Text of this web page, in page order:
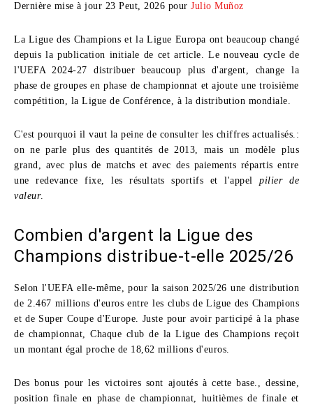
Dernière mise à jour 23 Peut, 2026 pour Julio Muñoz
La Ligue des Champions et la Ligue Europa ont beaucoup changé
depuis la publication initiale de cet article. Le nouveau cycle de
l'UEFA 2024-27 distribuer beaucoup plus d'argent, change la
phase de groupes en phase de championnat et ajoute une troisième
compétition, la Ligue de Conférence, à la distribution mondiale.
C'est pourquoi il vaut la peine de consulter les chiffres actualisés.:
on ne parle plus des quantités de 2013, mais un modèle plus
grand, avec plus de matchs et avec des paiements répartis entre
une redevance fixe, les résultats sportifs et l'appelpilier de
valeur.
Combien d'argent la Ligue des
Champions distribue-t-elle 2025/26
Selon l'UEFA elle-même, pour la saison 2025/26 une distribution
de 2.467 millions d'euros entre les clubs de Ligue des Champions
et de Super Coupe d'Europe. Juste pour avoir participé à la phase
de championnat, Chaque club de la Ligue des Champions reçoit
un montant égal proche de 18,62 millions d'euros.
Des bonus pour les victoires sont ajoutés à cette base., dessine,
position finale en phase de championnat, huitièmes de finale et